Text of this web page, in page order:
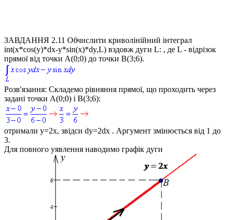
ЗАВДАННЯ 2.11 Обчислити криволінійний інтеграл
int(x*cos(y)*dx-y*sin(x)*dy,L) вздовж дуги L: , де L - відрізок
прямої від точки A(0;0) до точки B(3;6).
Розв'язання: Складемо рівняння прямої, що проходить через
задані точки A(0;0) і B(3;6):
отримали y=2x, звідси dy=2dx . Аргумент змінюється від 1 до
3.
Для повного уявлення наводимо графік дуги